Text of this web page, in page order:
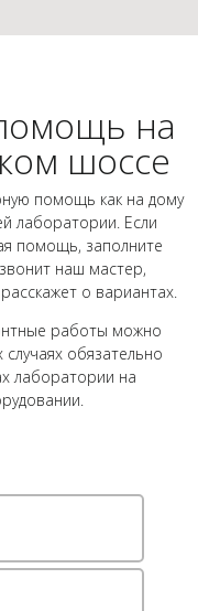
на
шоссе
помощь как на дому
лаборатории. Если
помощь, заполните
наш мастер,
о вариантах.
работы можно
обязательно
лаборатории на